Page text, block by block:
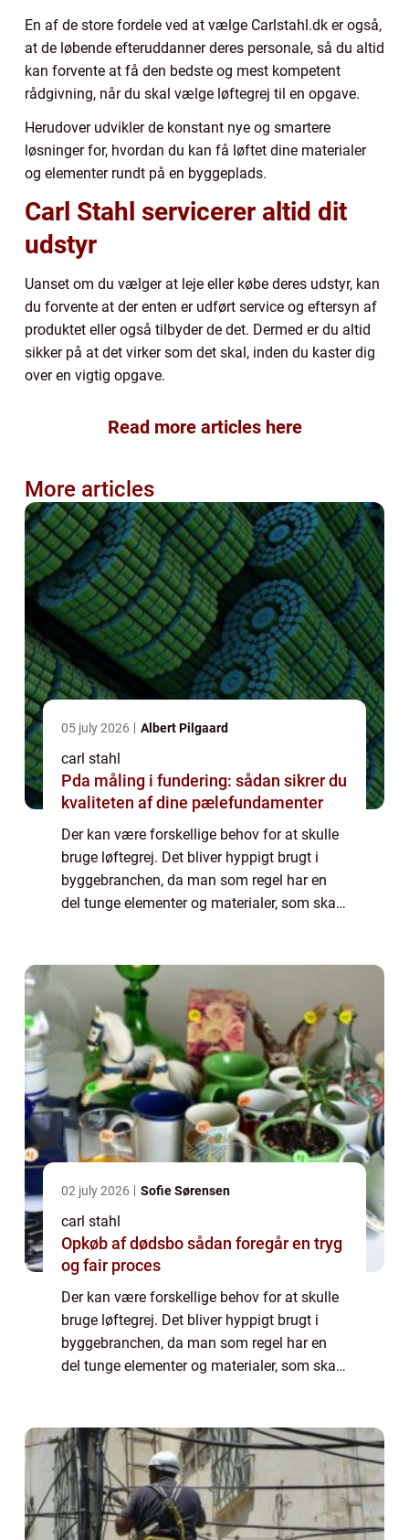
En af de store fordele ved at vælge Carlstahl.dk er også,
at de løbende efteruddanner deres personale, så du altid
kan forvente at få den bedste og mest kompetent
rådgivning, når du skal vælge løftegrej til en opgave.
Herudover udvikler de konstant nye og smartere
løsninger for, hvordan du kan få løftet dine materialer
og elementer rundt på en byggeplads.
Carl Stahl servicerer altid dit
udstyr
Uanset om du vælger at leje eller købe deres udstyr, kan
du forvente at der enten er udført service og eftersyn af
produktet eller også tilbyder de det. Dermed er du altid
sikker på at det virker som det skal, inden du kaster dig
over en vigtig opgave.
Read more articles here
More articles
05 july 2026 Albert Pilgaard
carl stahl
Pda måling i fundering: sådan sikrer du
kvaliteten af dine pælefundamenter
Der kan være forskellige behov for at skulle
bruge løftegrej. Det bliver hyppigt brugt i
byggebranchen, da man som regel har en
del tunge elementer og materialer, som skal
02 july 2026 Sofie Sørensen
carl stahl
Opkøb af dødsbo sådan foregår en tryg
og fair proces
Der kan være forskellige behov for at skulle
bruge løftegrej. Det bliver hyppigt brugt i
byggebranchen, da man som regel har en
del tunge elementer og materialer, som skal